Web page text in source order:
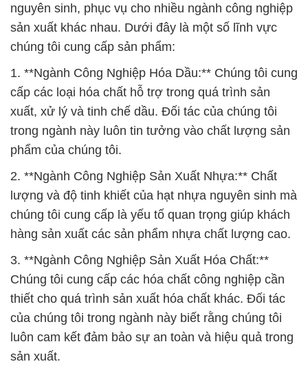
nguyên sinh, phục vụ cho nhiều ngành công nghiệp
sản xuất khác nhau. Dưới đây là một số lĩnh vực
chúng tôi cung cấp sản phẩm:
1. **Ngành Công Nghiệp Hóa Dầu:** Chúng tôi cung
cấp các loại hóa chất hỗ trợ trong quá trình sản
xuất, xử lý và tinh chế dầu. Đối tác của chúng tôi
trong ngành này luôn tin tưởng vào chất lượng sản
phẩm của chúng tôi.
2. **Ngành Công Nghiệp Sản Xuất Nhựa:** Chất
lượng và độ tinh khiết của hạt nhựa nguyên sinh mà
chúng tôi cung cấp là yếu tố quan trọng giúp khách
hàng sản xuất các sản phẩm nhựa chất lượng cao.
3. **Ngành Công Nghiệp Sản Xuất Hóa Chất:**
Chúng tôi cung cấp các hóa chất công nghiệp cần
thiết cho quá trình sản xuất hóa chất khác. Đối tác
của chúng tôi trong ngành này biết rằng chúng tôi
luôn cam kết đảm bảo sự an toàn và hiệu quả trong
sản xuất.